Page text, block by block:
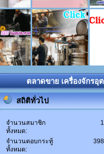
ตลาดขาย เครื่องจักรอุ
สถิติทั่วไป
จำนวนสมาชิก
ทั้งหมด:
จำนวนตอบกระทู้
ทั้งหมด: